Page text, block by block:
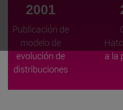
2001
Publicación de
modelo de
evolución de
distribuciones
a la